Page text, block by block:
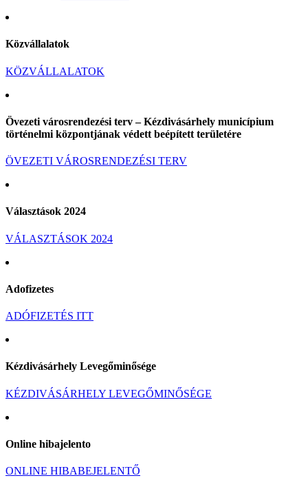
Közvállalatok
KÖZVÁLLALATOK
Övezeti városrendezési terv – Kézdivásárhely municípium
történelmi központjának védett beépített területére
ÖVEZETI VÁROSRENDEZÉSI TERV
Választások 2024
VÁLASZTÁSOK 2024
Adofizetes
ADÓFIZETÉS ITT
Kézdivásárhely Levegőminősége
KÉZDIVÁSÁRHELY LEVEGŐMINŐSÉGE
Online hibajelento
ONLINE HIBABEJELENTŐ